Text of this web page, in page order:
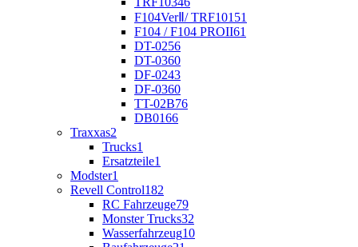
F104VerⅡ/ TRF101 51
F104 / F104 PROII61
DT-0256
DT-0360
DF-0243
DF-0360
TT-02B76
DB0166
Traxxas2
Trucks1
Ersatzteile1
Modster1
Revell Control182
RC Fahrzeuge79
Monster Trucks32
Wasserfahrzeug10